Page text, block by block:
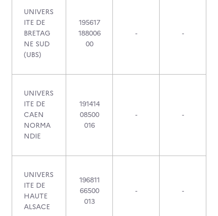
UNIVERS
ITE DE
BRETAG
NE SUD
(UBS)
195617
188006
00
- -
UNIVERS
ITE DE
CAEN
NORMA
NDIE
191414
08500
016
- -
UNIVERS
ITE DE
HAUTE
ALSACE
196811
66500
013
- -